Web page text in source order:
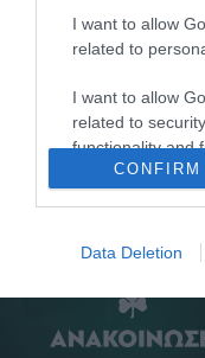
I want to allow
related to
I want to allow
related to
functionality and
user protection.
CONFIRM
Data Deletion
Τα εισιτήρια για τον
αγώνα ΤΣΣΚΑ
Παναθηναϊκός
03/08/2026